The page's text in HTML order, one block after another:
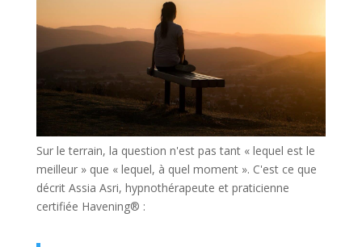
Sur le terrain, la question n'est pas tant « lequel est le
meilleur » que « lequel, à quel moment ». C'est ce que
décrit Assia Asri, hypnothérapeute et praticienne
certifiée Havening® :